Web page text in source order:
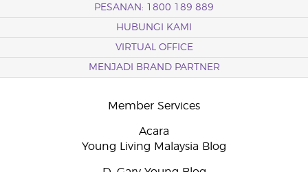
PESANAN: 1800 189 889
HUBUNGI KAMI
VIRTUAL OFFICE
MENJADI BRAND PARTNER
Member Services
Acara
Young Living Malaysia Blog